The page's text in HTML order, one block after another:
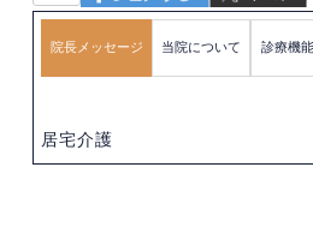
院長メッセージ 当院について 診療機能
居宅介護